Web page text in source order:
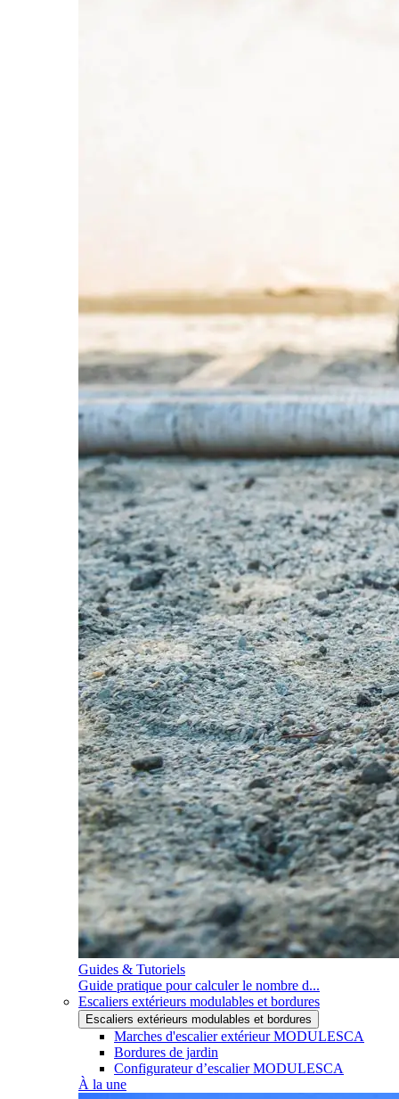
Guides & Tutoriels
Guide pratique pour calculer le nombre d...
Escaliers extérieurs modulables et bordures
Escaliers extérieurs modulables et bordures
Marches d'escalier extérieur MODULESCA
Bordures de jardin
Configurateur d’escalier MODULESCA
À la une